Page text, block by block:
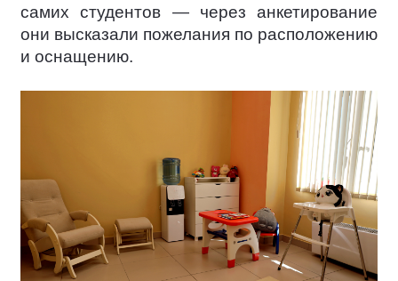
самих студентов — через анкетирование
они высказали пожелания по расположению
и оснащению.